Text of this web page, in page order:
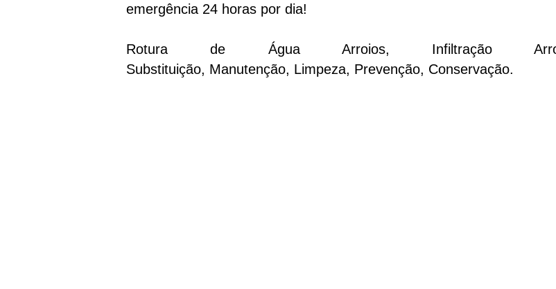
emergência 24 horas por dia!
Rotura de Água Arroios, Infiltração
Substituição, Manutenção, Limpeza, Prevenção, Conservação.